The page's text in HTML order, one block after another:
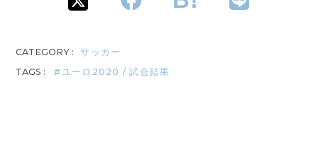
CATEGORY :
サッカー
TAGS :
ユーロ2020 / 試合結果